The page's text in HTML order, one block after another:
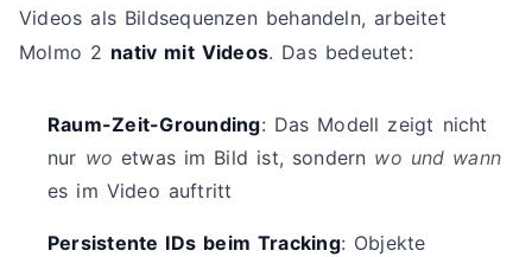
Videos als Bildsequenzen behandeln, arbeitet
Molmo 2 nativ mit Videos. Das bedeutet:
Raum-Zeit-Grounding: Das Modell zeigt nicht
nur wo etwas im Bild ist, sondern wo und wann
es im Video auftritt
Persistente IDs beim Tracking: Objekte